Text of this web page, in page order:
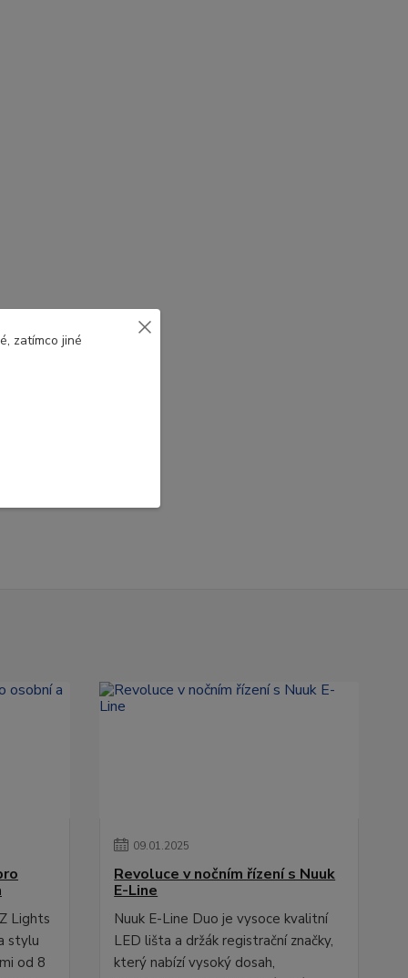
Lights
stylu
od 8
09.01.2025
Revoluce v nočním řízení s Nuuk
E-Line
Nuuk E-Line Duo je vysoce kvalitní
LED lišta a držák registrační značky,
který nabízí vysoký dosah,
zatímco jiné